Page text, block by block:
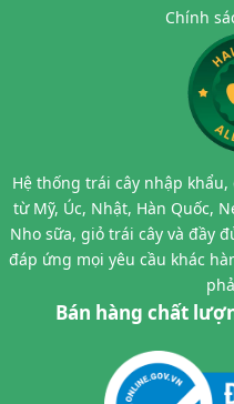
Chính
Hệ thống trái cây nhập
từ Mỹ, Úc, Nhật, Hàn Quốc,
Nho sữa, giỏ trái cây và đầy
đáp ứng mọi yêu cầu khác
Bán hàng chất